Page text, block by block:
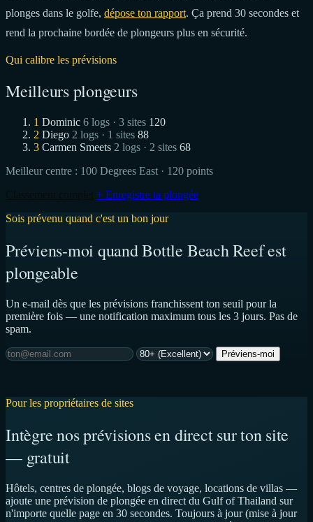
plonges dans le golfe, dépose ton rapport. Ça prend 30 secondes et
rend la prochaine bordée de plongeurs plus en sécurité.
Qui calibre les prévisions
Meilleurs plongeurs
1 Dominic 6 logs · 3 sites 120
2 Diego 2 logs · 1 sites 88
3 Carmen Smeets 2 logs · 2 sites 68
Meilleur centre : 100 Degrees East · 120 points
+ Enregistre ta plongée
Sois prévenu quand c'est un bon jour
Préviens-moi quand Bottle Beach Reef est
plongeable
Un e-mail dès que les prévisions franchissent ton seuil pour la
première fois — une notification maximum tous les 3 jours. Pas de
spam.
Préviens-moi
Pour les propriétaires de sites
Intègre nos prévisions en direct sur ton site
— gratuit
Hôtels, centres de plongée, blogs de voyage, locations de villas —
ajoute une prévision de plongée en direct du Gulf of Thailand sur
n'importe quelle page en 30 secondes. Toujours à jour (mise à jour